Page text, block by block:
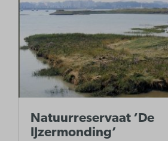
Natuurreservaat ‘De
IJzermonding’